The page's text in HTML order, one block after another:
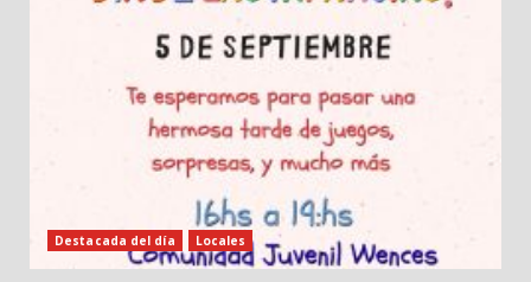
Destacada del día Locales